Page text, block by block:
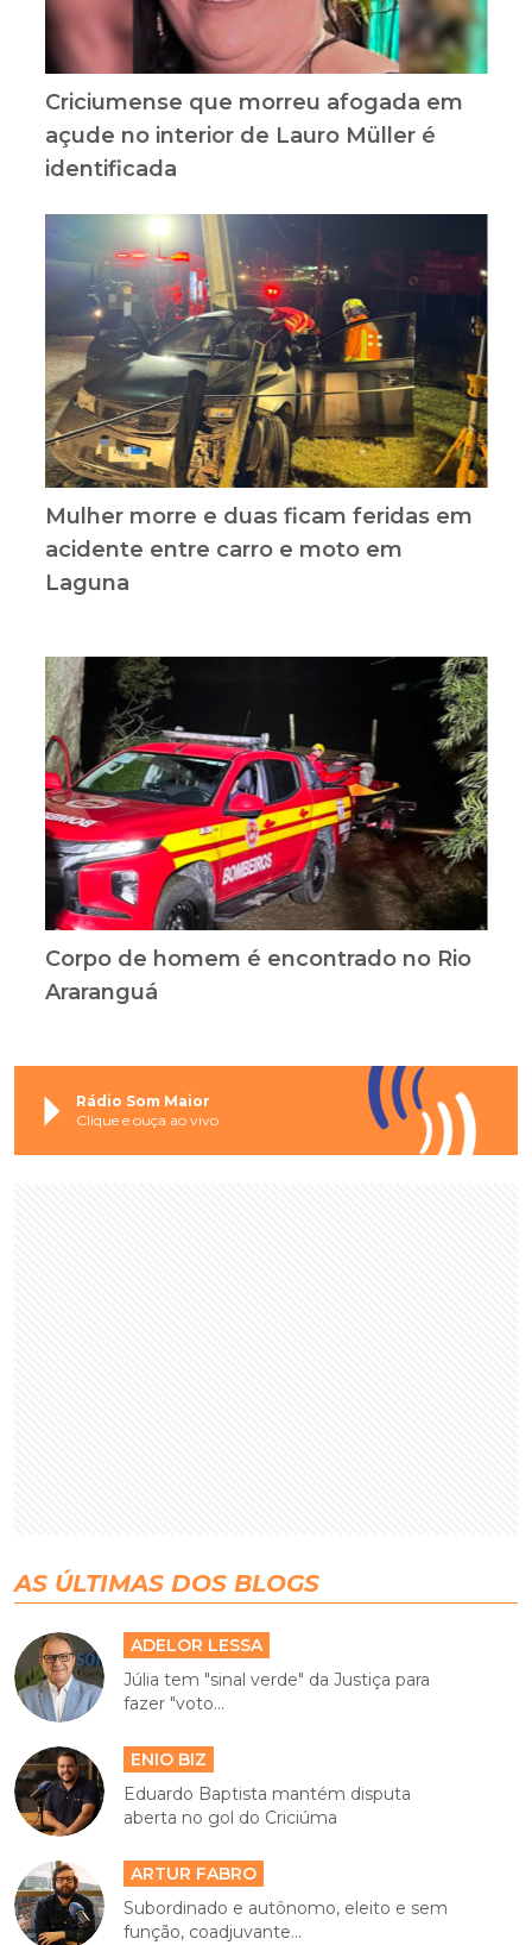
Criciumense que morreu afogada em
açude no interior de Lauro Müller é
identificada
Mulher morre e duas ficam feridas em
acidente entre carro e moto em
Laguna
Corpo de homem é encontrado no Rio
Araranguá
Rádio Som Maior
Clique e ouça ao vivo
AS ÚLTIMAS DOS BLOGS
ADELOR LESSA
Júlia tem "sinal verde" da Justiça para
fazer "voto...
ENIO BIZ
Eduardo Baptista mantém disputa
aberta no gol do Criciúma
ARTUR FABRO
Subordinado e autônomo, eleito e sem
função, coadjuvante...